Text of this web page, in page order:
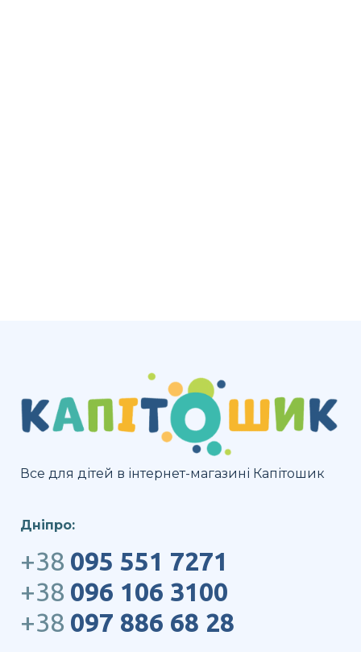
Все для дітей в інтернет-магазині Капітошик
Дніпро:
+38 095 551 7271
+38 096 106 3100
+38 097 886 68 28